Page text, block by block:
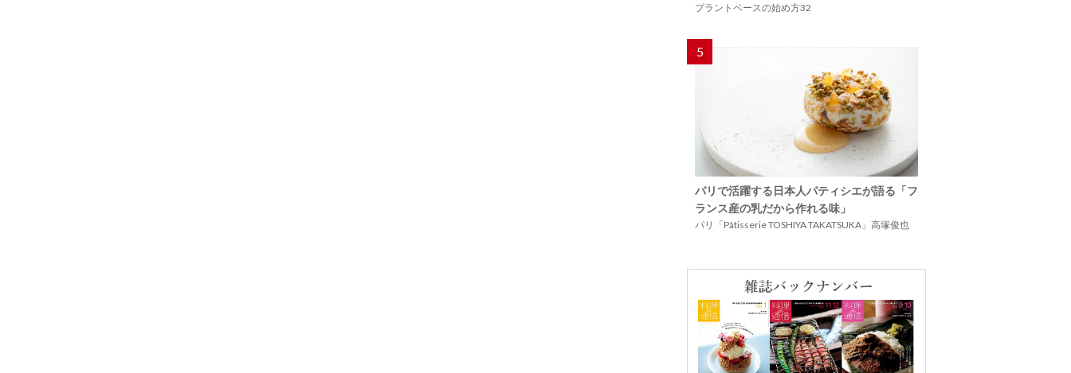
プラントベースの始め方32
5
パリで活躍する日本人パティシエが語る「フ
ランス産の乳だから作れる味」
パリ「Pâtisserie TOSHIYA TAKATSUKA」高塚俊也